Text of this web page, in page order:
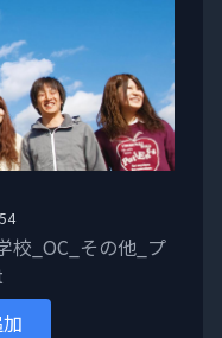
校_OC_その他_プ